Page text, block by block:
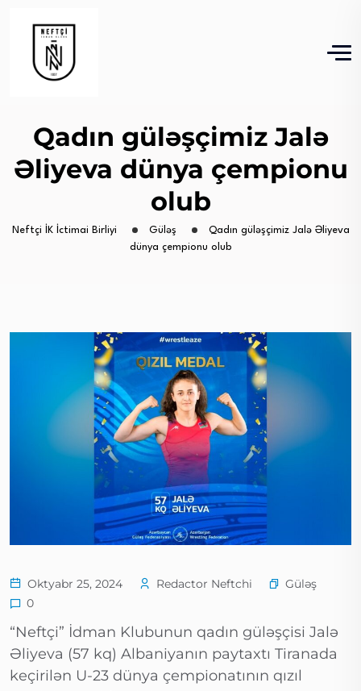
Qadın güləşçimiz Jalə
Əliyeva dünya çempionu
olub
Neftçi İK İctimai Birliyi Güləş
Qadın güləşçimiz Jalə Əliyeva
dünya çempionu olub
Oktyabr 25, 2024 Redactor Neftchi
Güləş
0
“Neftçi” İdman Klubunun qadın güləşçisi Jalə
Əliyeva (57 kq) Albaniyanın paytaxtı Tiranada
keçirilən U-23 dünya çempionatının qızıl